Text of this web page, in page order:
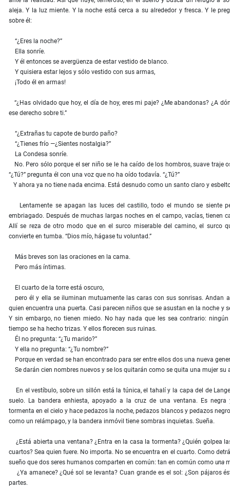
aleja. Y la luz miente. Y la noche está cerca a su alrededor y fresca. Y le
sobre él:
“¿Eres la noche?”
Ella sonríe.
Y él entonces se avergüenza de estar vestido de blanco.
Y quisiera estar lejos y sólo vestido con sus armas,
¡Todo él en armas!
“¿Has olvidado que hoy, el día de hoy, eres mi paje? ¿Me abandonas? ¿A
ese derecho sobre ti.”
“¿Extrañas tu capote de burdo paño?
“¿Tienes frío —¿Sientes nostalgia?”
La Condesa sonríe.
No. Pero sólo porque el ser niño se le ha caído de los hombros, suave traje
“¿Tú?” pregunta él con una voz que no ha oído todavía. “¿Tú?”
Y ahora ya no tiene nada encima. Está desnudo como un santo claro y
Lentamente se apagan las luces del castillo, todo el mundo se siente
embriagado. Después de muchas largas noches en el campo, vacías, tienen
Allí se reza de otro modo que en el surco miserable del camino, el surco
convierte en tumba. “Dios mío, hágase tu voluntad.”
Más breves son las oraciones en la cama.
Pero más íntimas.
El cuarto de la torre está oscuro,
pero él y ella se iluminan mutuamente las caras con sus sonrisas. Andan
quien encuentra una puerta. Casi parecen niños que se asustan en la noche y
Y sin embargo, no tienen miedo. No hay nada que les sea contrario:
tiempo se ha hecho trizas. Y ellos florecen sus ruinas.
Él no pregunta: “¿Tu marido?”
Y ella no pregunta: “¿Tu nombre?”
Porque en verdad se han encontrado para ser entre ellos dos una nueva
Se darán cien nombres nuevos y se los quitarán como se quita una mujer su
En el vestíbulo, sobre un sillón está la túnica, el tahalí y la capa del de
suelo. La bandera enhiesta, apoyado a la cruz de una ventana. Es negra
tormenta en el cielo y hace pedazos la noche, pedazos blancos y pedazos
como un relámpago, y la bandera inmóvil tiene sombras inquietas. Sueña.
¿Está abierta una ventana? ¿Entra en la casa la tormenta? ¿Quién golpea
cuartos? Sea quien fuere. No importa. No se encuentra en el cuarto. Como
sueño que dos seres humanos comparten en común: tan en común como una
¿Ya amanece? ¿Qué sol se levanta? Cuan grande es el sol: ¿Son pájaros
partes.